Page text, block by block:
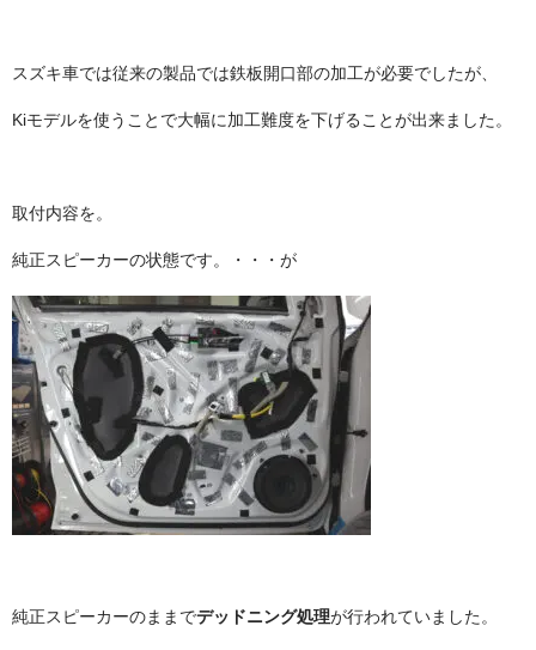
スズキ車では従来の製品では鉄板開口部の加工が必要でしたが、
Kiモデルを使うことで大幅に加工難度を下げることが出来ました。
取付内容を。
純正スピーカーの状態です。・・・が
純正スピーカーのままでデッドニング処理が行われていました。